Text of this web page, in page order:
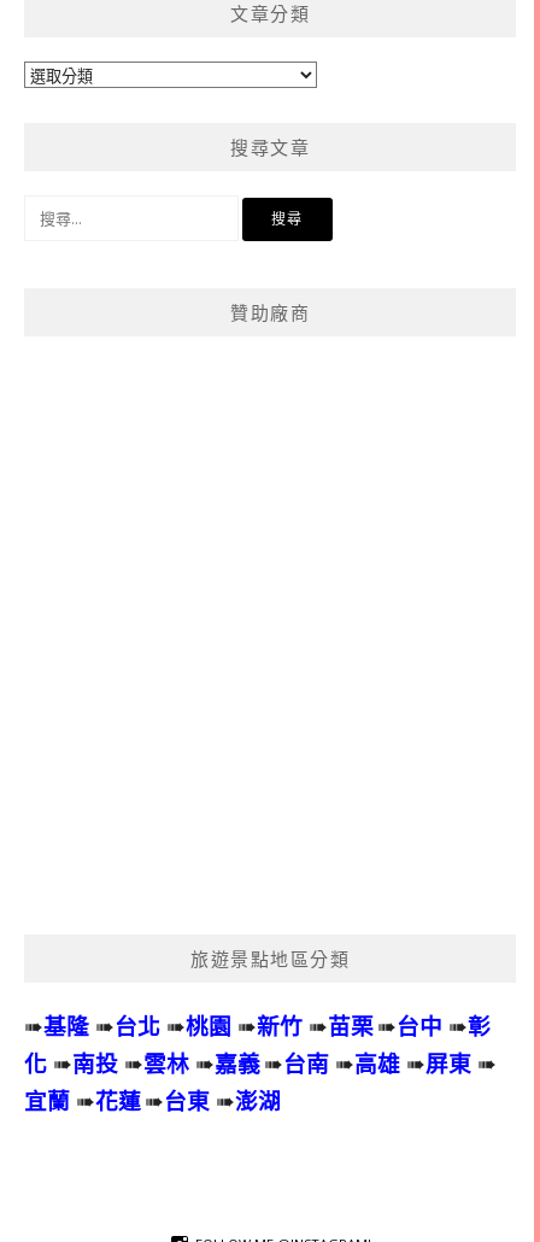
文章分類
文
搜尋文章
贊助廠商
旅遊景點地區分類
➠基隆 ➠台北 ➠桃園 ➠新竹 ➠苗栗➠台中 ➠彰
化 ➠南投 ➠雲林 ➠嘉義➠台南 ➠高雄 ➠屏東 ➠
宜蘭 ➠花蓮➠台東 ➠澎湖